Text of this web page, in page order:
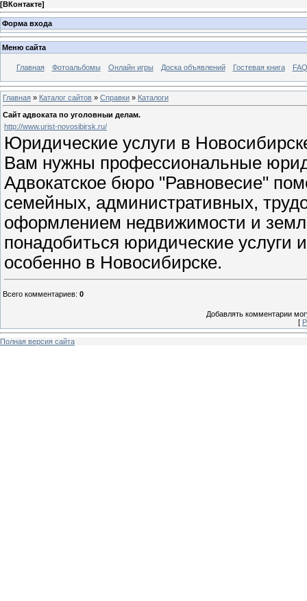
[ВКонтакте]
Форма входа
Меню сайта
Главная Фотоальбомы Онлайн игры Доска объявлений Гостевая книга
Главная » Каталог сайтов » Справки » Каталоги
Сайт адвоката по уголовныи делам.
http://www.urist-novosibirsk.ru/
Юридические услуги в
Вам нужны профессиональные
Адвокатское бюро "Равновесие"
семейных, административных,
оформлением недвижимости и
понадобиться юридические
особенно в Новосибирске.
Всего комментариев: 0
Добавлять комментарии
[
Полная версия сайта